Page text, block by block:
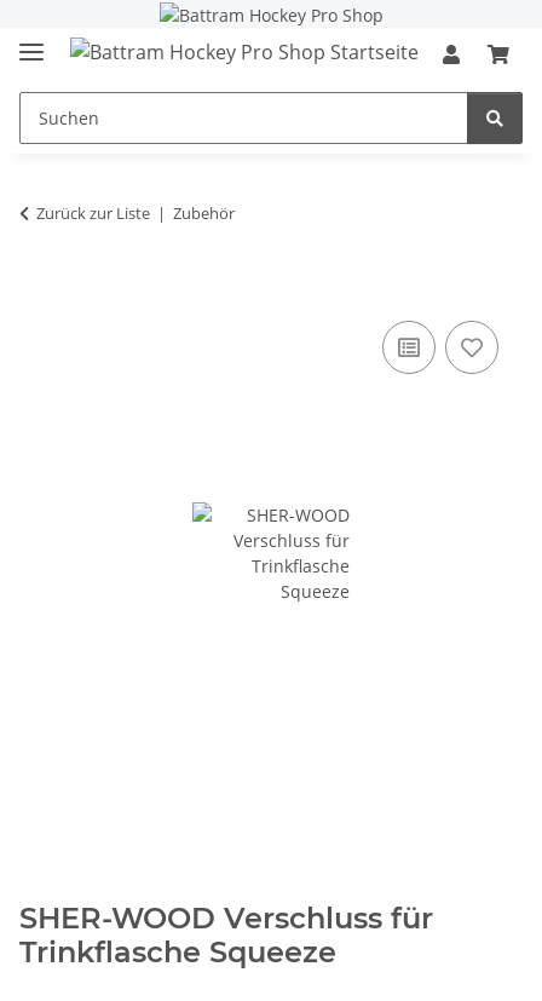
Zurück zur Liste Zubehör
SHER-WOOD Verschluss für
Trinkflasche Squeeze